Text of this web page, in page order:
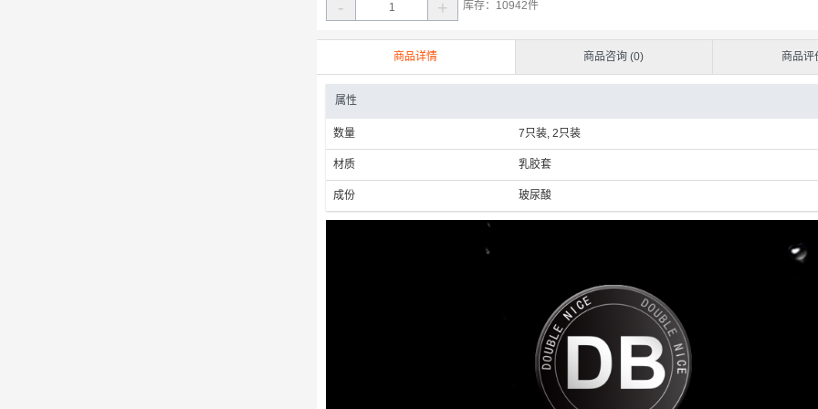
- + 库存： 10942件
商品详情 商品咨询 (0) 商品评
属性
数量 7只装, 2只装
材质 乳胶套
成份 玻尿酸